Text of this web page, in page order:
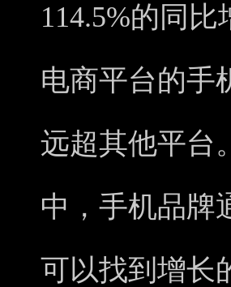
114.5%的同
电商平台的手
远超其他平台
中，手机品牌
可以找到增长